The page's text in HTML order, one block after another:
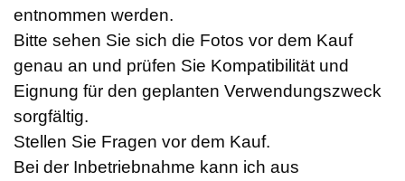
entnommen werden.
Bitte sehen Sie sich die Fotos vor dem Kauf
genau an und prüfen Sie Kompatibilität und
Eignung für den geplanten Verwendungszweck
sorgfältig.
Stellen Sie Fragen vor dem Kauf.
Bei der Inbetriebnahme kann ich aus